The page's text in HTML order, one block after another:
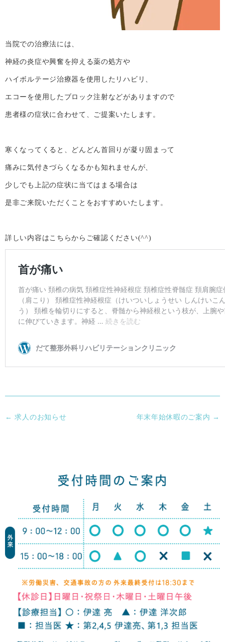
当院での治療法には、
神経の炎症や興奮を抑える薬の処方や
ハイボルテージ治療器を使用したリハビリ、
エコーを使用したブロック注射などがありますので
患者様の症状に合わせて、ご提案いたします。
寒くなってくると、どんどん首回りが凝り固まって
痛みに気付きづらくなるかも知れませんが、
少しでも上記の症状に当てはまる場合は
是非ご来院いただくことをおすすめいたします。
詳しい内容はこちらからご確認ください(^^)
← 求人のお知らせ 年末年始休暇のご案内 →